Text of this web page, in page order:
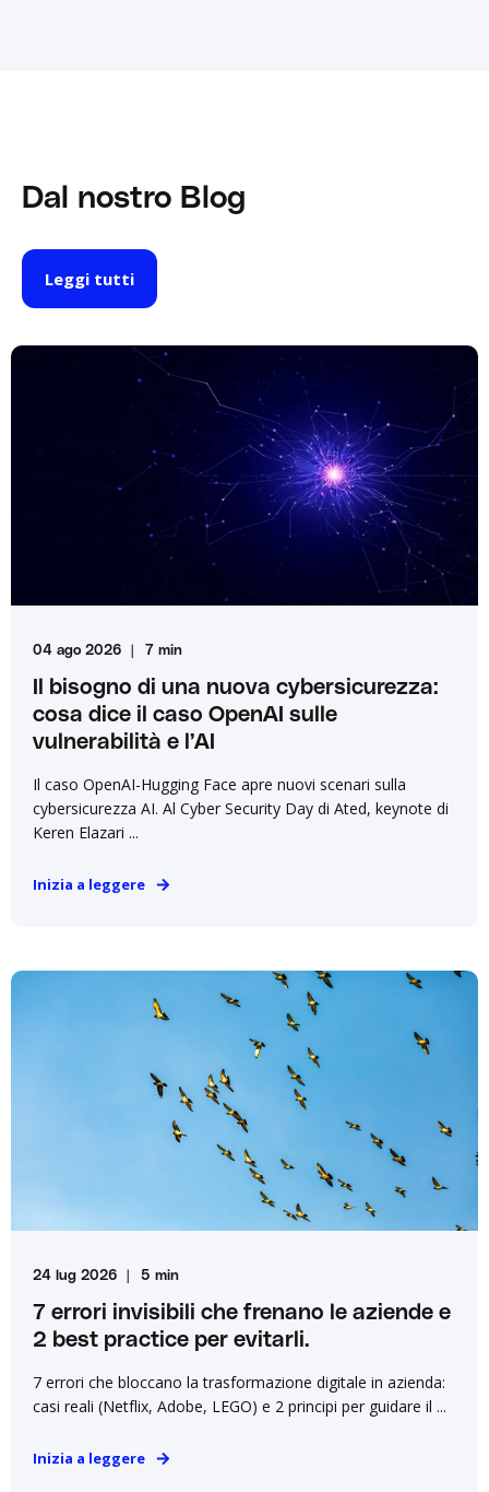
Dal nostro Blog
Leggi tutti
04 ago 2026 7 min
Il bisogno di una nuova cybersicurezza:
cosa dice il caso OpenAI sulle
vulnerabilità e l’AI
Il caso OpenAI-Hugging Face apre nuovi scenari sulla
cybersicurezza AI. Al Cyber Security Day di Ated, keynote di
Keren Elazari ...
Inizia a leggere
24 lug 2026 5 min
7 errori invisibili che frenano le aziende e
2 best practice per evitarli.
7 errori che bloccano la trasformazione digitale in azienda:
casi reali (Netflix, Adobe, LEGO) e 2 principi per guidare il ...
Inizia a leggere